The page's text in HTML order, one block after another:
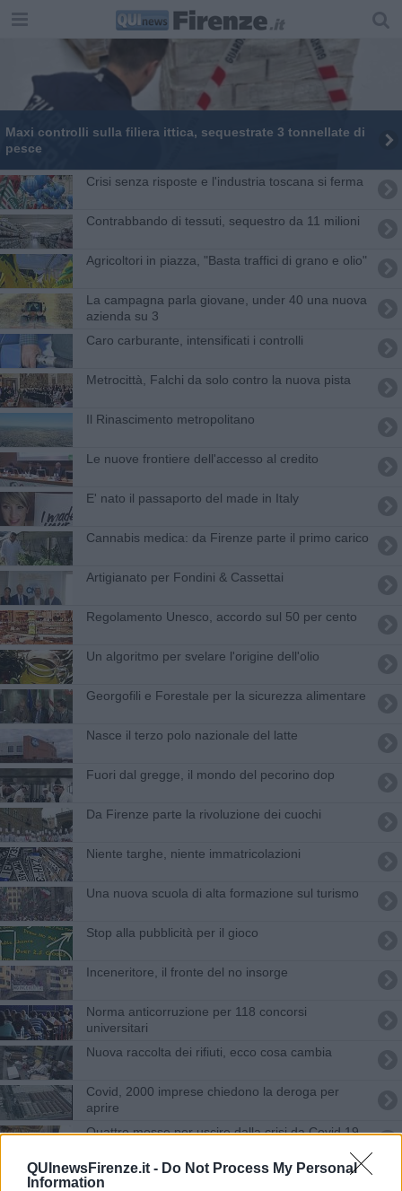
QUInewsFirenze.it - Do Not Process My Personal
Information
Maxi controlli sulla filiera ittica, sequestrate 3 tonnellate di
pesce
Crisi senza risposte e l'industria toscana si ferma
Contrabbando di tessuti, sequestro da 11 milioni
Agricoltori in piazza, "Basta traffici di grano e olio"
La campagna parla giovane, under 40 una nuova
azienda su 3
Caro carburante, intensificati i controlli
Metrocittà, Falchi da solo contro la nuova pista
Il Rinascimento metropolitano
Le nuove frontiere dell'accesso al credito
E' nato il passaporto del made in Italy
​Cannabis medica: da Firenze parte il primo carico
Artigianato per Fondini & Cassettai
Regolamento Unesco, accordo sul 50 per cento
Un algoritmo per svelare l'origine dell'olio
Georgofili e Forestale per la sicurezza alimentare
Nasce il terzo polo nazionale del latte
Fuori dal gregge, il mondo del pecorino dop
Da Firenze parte la rivoluzione dei cuochi
Niente targhe, niente immatricolazioni
Una nuova scuola di alta formazione sul turismo
Stop alla pubblicità per il gioco
Inceneritore, il fronte del no insorge
Norma anticorruzione per 118 concorsi
universitari
Nuova raccolta dei rifiuti, ecco cosa cambia
Covid, 2000 imprese chiedono la deroga per
aprire
Quattro mosse per uscire dalla crisi da Covid 19
Adesso le mascherine usa e getta fanno paura